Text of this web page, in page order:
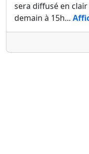
sera diffusé en
demain à 15h...